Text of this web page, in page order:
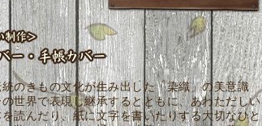
のきもの文化が生み出した「染織」の美意識
世界で表現し継承するとともに、あわただしい
読んだり、紙に文字を書いたりする大切なひと